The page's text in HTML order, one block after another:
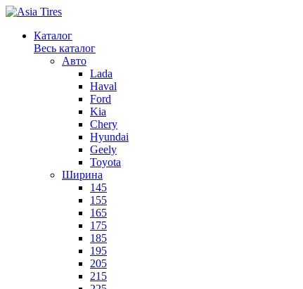
Каталог
Весь каталог
Авто
Lada
Haval
Ford
Kia
Chery
Hyundai
Geely
Toyota
Ширина
145
155
165
175
185
195
205
215